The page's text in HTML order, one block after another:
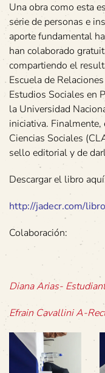
Una obra como esta
serie de personas e
aporte fundamental
han colaborado
compartiendo el
Escuela de
Estudios Sociales en
la Universidad
iniciativa.
Ciencias Sociales
sello editorial y de
Descargar el libro
http://jadecr.com/
Colaboración:
Diana Arias-
Efrain Cavallini A-